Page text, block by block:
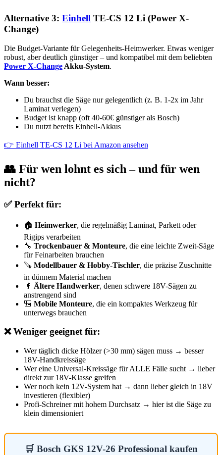
Alternative 3: Einhell TE-CS 12 Li (Power X-
Change)
Die Budget-Variante für Gelegenheits-Heimwerker. Etwas weniger
robust, aber deutlich günstiger – und kompatibel mit dem beliebten
Power X-Change Akku-System.
Wann besser:
Du brauchst die Säge nur gelegentlich (z. B. 1-2x im Jahr
Laminat verlegen)
Budget ist knapp (oft 40-60€ günstiger als Bosch)
Du nutzt bereits Einhell-Akkus
👉 Einhell TE-CS 12 Li bei Amazon ansehen
👥 Für wen lohnt es sich – und für wen
nicht?
✅ Perfekt für:
🏠 Heimwerker, die regelmäßig Laminat, Parkett oder
Rigips verarbeiten
🔧 Trockenbauer & Monteure, die eine leichte Zweit-Säge
für Feinarbeiten brauchen
🪚 Modellbauer & Hobby-Tischler, die präzise Zuschnitte
in dünnem Material machen
👴 Ältere Handwerker, denen schwere 18V-Sägen zu
anstrengend sind
🎒 Mobile Monteure, die ein kompaktes Werkzeug für
unterwegs brauchen
❌ Weniger geeignet für:
Wer täglich dicke Hölzer (>30 mm) sägen muss → besser
18V-Handkreissäge
Wer eine Universal-Kreissäge für ALLE Fälle sucht → lieber
direkt zur 18V-Klasse greifen
Wer noch kein 12V-System hat → dann lieber gleich in 18V
investieren (flexibler)
Profi-Schreiner mit hohem Durchsatz → hier ist die Säge zu
klein dimensioniert
🛒 Bosch GKS 12V-26 Professional kaufen